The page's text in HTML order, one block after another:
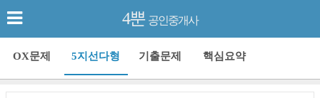
4뿐 공인중개사
OX문제 5지선다형 기출문제 핵심요약